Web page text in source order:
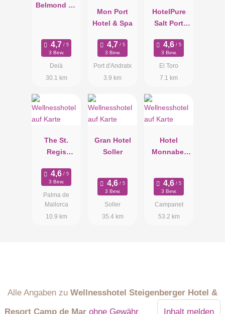
Belmond La
3 Bew.
Deià
30.1 km
Mon Port
Hotel & Spa
3 Bew.
Port d'Andratx
3.9 km
HotelPure
Salt Port
3 Bew.
El Toro
7.1 km
The St.
Regis
Mallorca
Resort
3 Bew.
Palma de
Mallorca
10.9 km
Gran Hotel
Soller
3 Bew.
Soller
35.4 km
Hotel
Monnaber
3 Bew.
Campanet
53.2 km
Alle Angaben zu Wellnesshotel Steigenberger Hotel &
Resort Camp de Mar ohne Gewähr Inhalt melden